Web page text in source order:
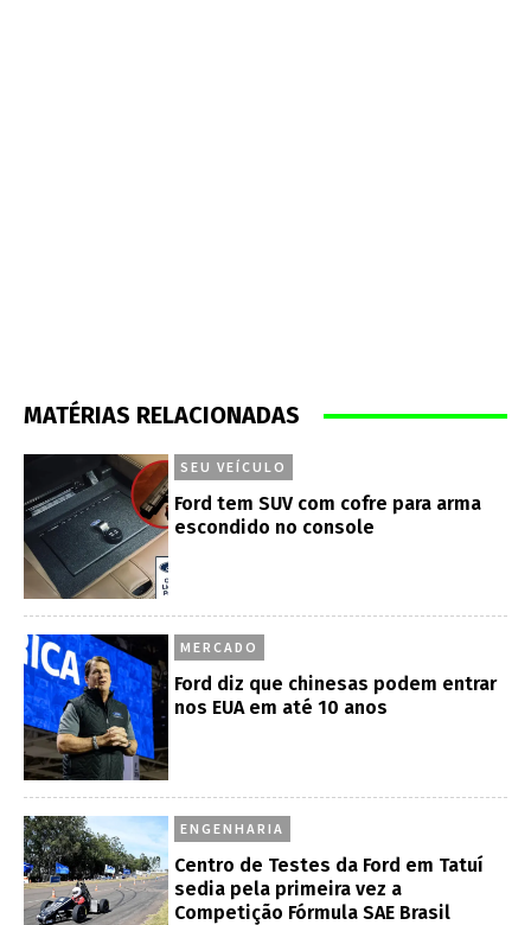
MATÉRIAS RELACIONADAS
SEU VEÍCULO
Ford tem SUV com cofre para arma
escondido no console
MERCADO
Ford diz que chinesas podem entrar
nos EUA em até 10 anos
ENGENHARIA
Centro de Testes da Ford em Tatuí
sedia pela primeira vez a
Competição Fórmula SAE Brasil